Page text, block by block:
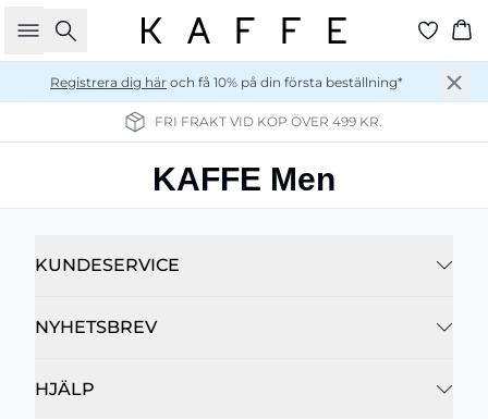
Sök
Registrera dig här och få 10% på din första beställning*
FRI FRAKT VID KÖP ÖVER 499 KR.
KAFFE Men
KUNDESERVICE
NYHETSBREV
HJÄLP